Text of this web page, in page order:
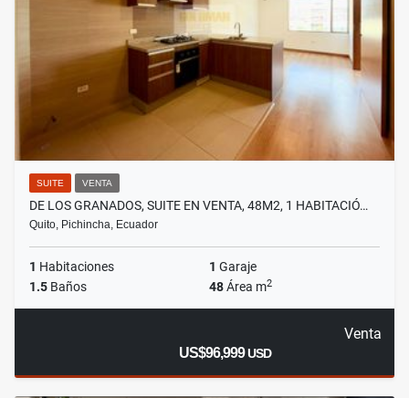
SUITE VENTA
DE LOS GRANADOS, SUITE EN VENTA, 48M2, 1 HABITACIÓ…
Quito, Pichincha, Ecuador
1 Habitaciones 1 Garaje
1.5 Baños 48Área m2
Venta
US$96,999USD